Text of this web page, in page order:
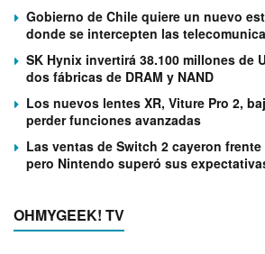
Gobierno de Chile quiere un nuevo
donde se intercepten las
SK Hynix invertirá 38.100 millones de
dos fábricas de DRAM y NAND
Los nuevos lentes XR, Viture Pro 2,
perder funciones avanzadas
Las ventas de Switch 2 cayeron
pero Nintendo superó sus
OHMYGEEK! TV